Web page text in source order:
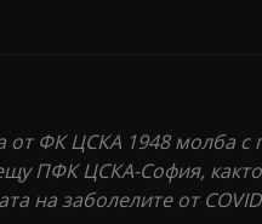
от ФК ЦСКА 1948 молба с
ПФК ЦСКА-София,
на заболелите от